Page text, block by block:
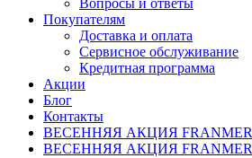
Вопросы и ответы
Покупателям
Доставка и оплата
Сервисное обслуживание
Кредитная программа
Акции
Блог
Контакты
ВЕСЕННЯЯ АКЦИЯ FRANMER
ВЕСЕННЯЯ АКЦИЯ FRANMER